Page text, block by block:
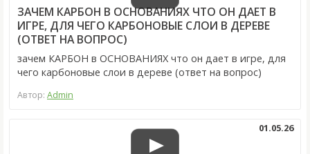
ЗАЧЕМ КАРБОН В ОСНОВАНИЯХ ЧТО ОН ДАЕТ В
ИГРЕ, ДЛЯ ЧЕГО КАРБОНОВЫЕ СЛОИ В ДЕРЕВЕ
(ОТВЕТ НА ВОПРОС)
зачем КАРБОН в ОСНОВАНИЯХ что он дает в игре, для
чего карбоновые слои в дереве (ответ на вопрос)
Автор: Admin
01.05.26